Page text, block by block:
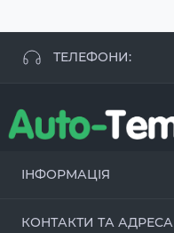
ТЕЛЕФОНИ:
+38 096 250 84 38
+38 099 657 61 50
ІНФОРМАЦІЯ
КОНТАКТИ ТА АДРЕСА